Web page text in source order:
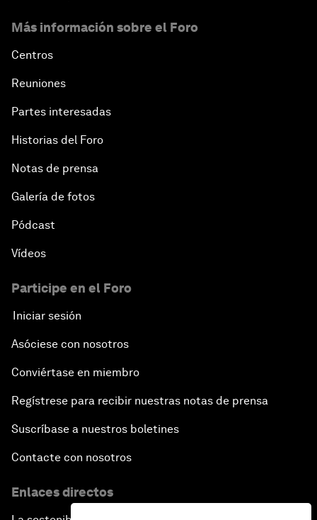
Más información sobre el Foro
Centros
Reuniones
Partes interesadas
Historias del Foro
Notas de prensa
Galería de fotos
Pódcast
Vídeos
Participe en el Foro
Iniciar sesión
Asóciese con nosotros
Conviértase en miembro
Regístrese para recibir nuestras notas de prensa
Suscríbase a nuestros boletines
Contacte con nosotros
Enlaces directos